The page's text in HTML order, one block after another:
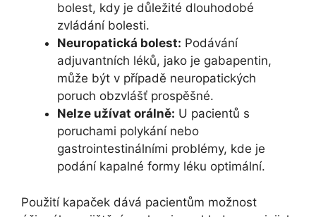
bolest, kdy je důležité dlouhodobé
zvládání bolesti.
Neuropatická bolest: Podávání
adjuvantních léků, jako je gabapentin,
může být v případě neuropatických
poruch obzvlášť prospěšné.
Nelze užívat orálně: U pacientů s
poruchami polykání nebo
gastrointestinálními problémy, kde je
podání kapalné formy léku optimální.
Použití kapaček dává pacientům možnost